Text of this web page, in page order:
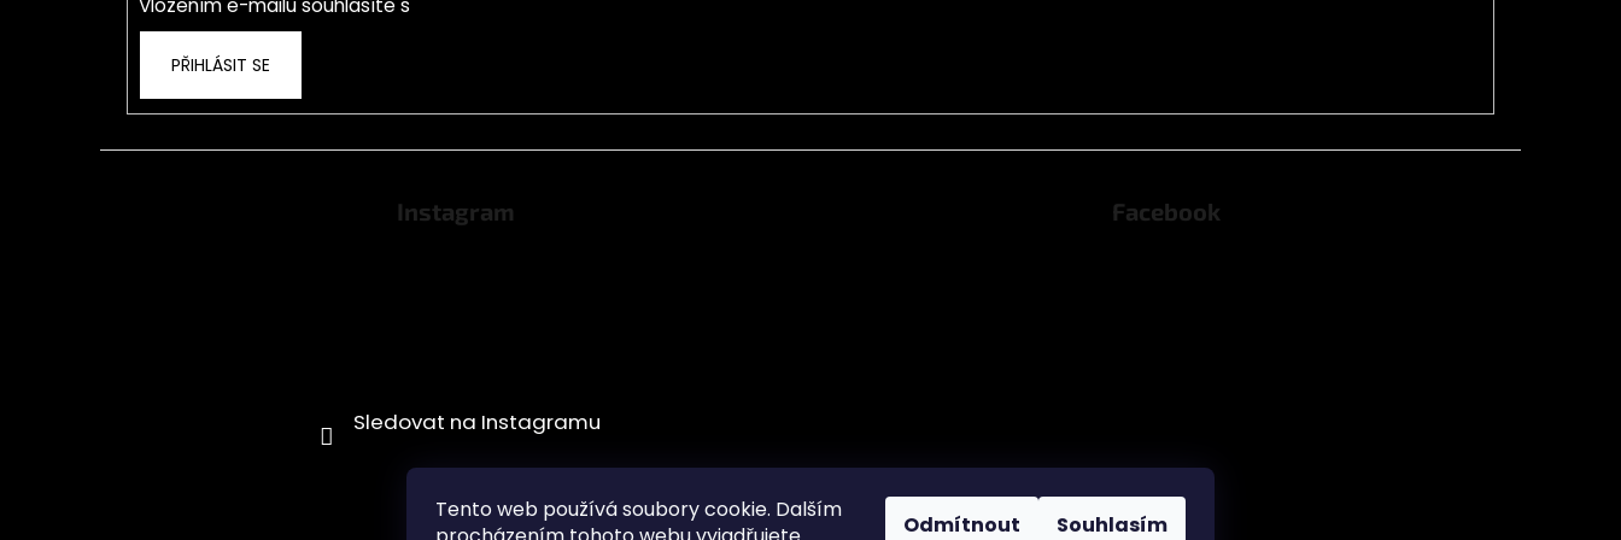
Tento web používá soubory cookie. Dalším
Odmítnout Souhlasím
Vložením e-mailu souhlasíte s
PŘIHLÁSIT SE
Instagram Facebook